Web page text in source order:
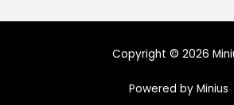
Copyright © 2026
Powered by Minius